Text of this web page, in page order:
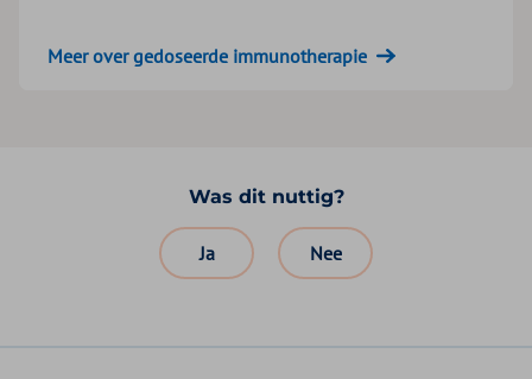
Meer over gedoseerde immunotherapie
Was dit nuttig?
Ja Nee